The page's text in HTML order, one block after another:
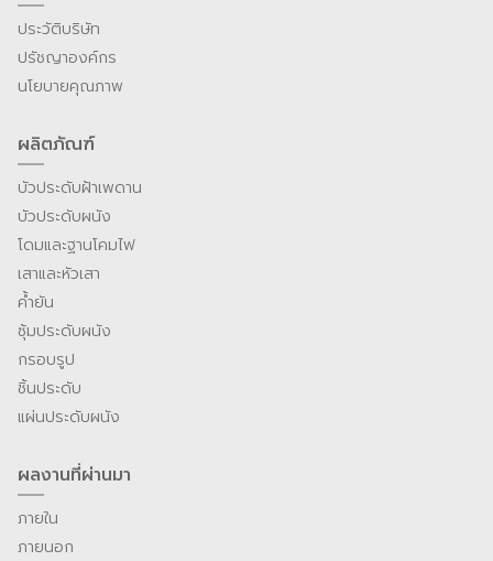
ประวัติบริษัท
ปรัชญาองค์กร
นโยบายคุณภาพ
ผลิตภัณฑ์
บัวประดับฝ้าเพดาน
บัวประดับผนัง
โดมและฐานโคมไฟ
เสาและหัวเสา
ค้ำยัน
ซุ้มประดับผนัง
กรอบรูป
ชิ้นประดับ
แผ่นประดับผนัง
ผลงานที่ผ่านมา
ภายใน
ภายนอก